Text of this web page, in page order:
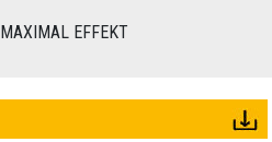
MAXIMAL EFFEKT